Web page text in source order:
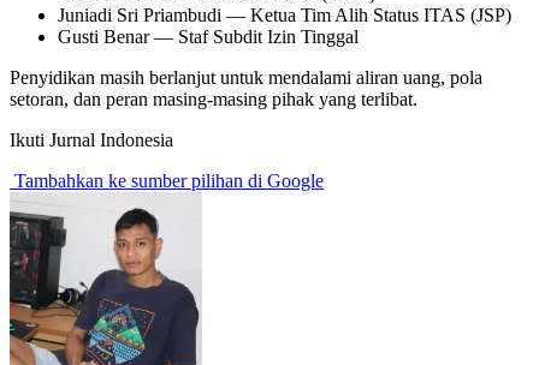
Juniadi Sri Priambudi — Ketua Tim Alih Status ITAS (JSP)
Gusti Benar — Staf Subdit Izin Tinggal
Penyidikan masih berlanjut untuk mendalami aliran uang, pola
setoran, dan peran masing-masing pihak yang terlibat.
Ikuti Jurnal Indonesia
Tambahkan ke sumber pilihan di Google